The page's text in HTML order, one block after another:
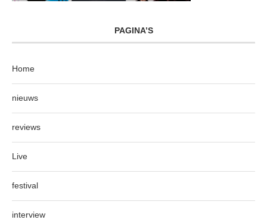
PAGINA’S
Home
nieuws
reviews
Live
festival
interview